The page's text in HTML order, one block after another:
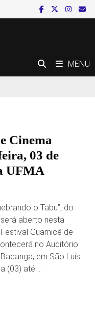
MENU
Cinema
03 de
UFMA
o Tabu”, do
aberto nesta
Guarnicê de
no Auditório
em São Luís.
(03) até …